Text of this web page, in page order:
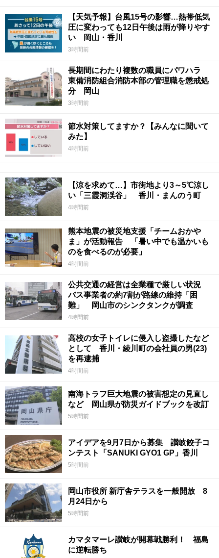
【天気予報】台風15号の影響…熱帯低気
圧に変わっても12日午後は雨が降りやす
い 岡山・香川
3時間前
長期間にわたり複数の職員にパワハラ
東備消防組合消防本部の管理職を懲戒処
分 岡山
3時間前
節水対策してますか？【みんなに聞いて
みた】
4時間前
【涼を求めて…】市街地より3～5℃涼し
い「三霞洞渓谷」 香川・まんのう町
4時間前
熊本地震の被災地支援「チームおかや
ま」が活動報告 「暑い中でも温かいも
のを食べるのが必要」
4時間前
公共交通の経営は全業種で厳しい状況
バス事業者の約7割が路線の維持「困
難」 岡山市のシンクタンクが調査
4時間前
高校の女子トイレに侵入し盗撮したなど
として 香川・綾川町の会社員の男(23)
を再逮捕
4時間前
南海トラフ巨大地震の被害想定の見直し
など 岡山県が防災ガイドブックを改訂
5時間前
アイデアを9月7日から募集 讃岐餃子コ
ンテスト「SANUKI GYO1 GP」香川
5時間前
岡山市役所 新庁舎テラスを一般開放 8
月24日から
5時間前
カマタマーレ讃岐が開幕戦勝利！ 福島
に逆転勝ち